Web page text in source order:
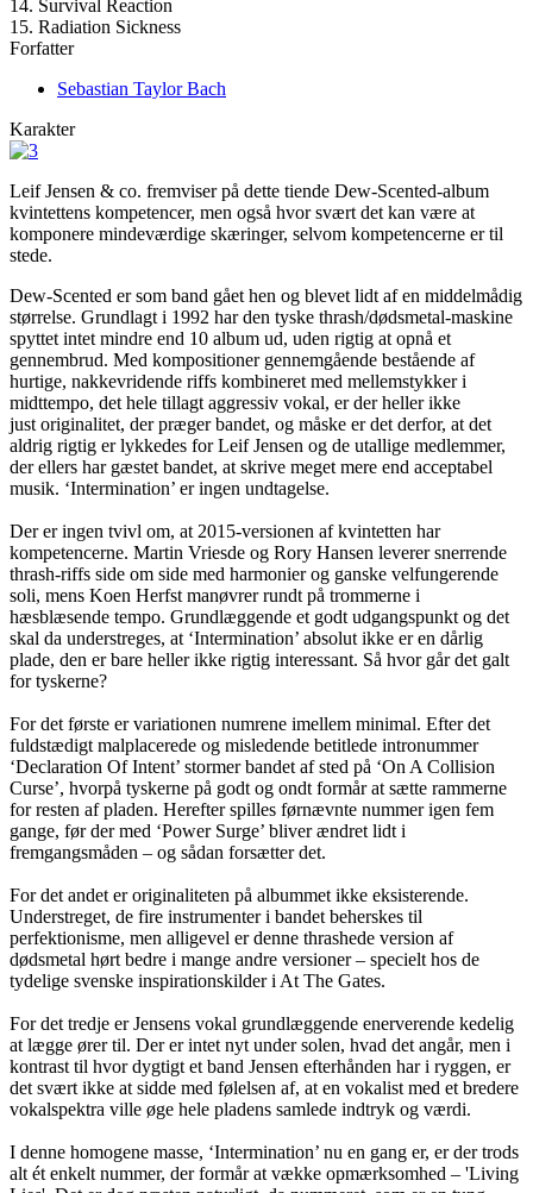
14. Survival Reaction
15. Radiation Sickness
Forfatter
Sebastian Taylor Bach
Karakter
Leif Jensen & co. fremviser på dette tiende Dew-Scented-album
kvintettens kompetencer, men også hvor svært det kan være at
komponere mindeværdige skæringer, selvom kompetencerne er til
stede.
Dew-Scented er som band gået hen og blevet lidt af en middelmådig
størrelse. Grundlagt i 1992 har den tyske thrash/dødsmetal-maskine
spyttet intet mindre end 10 album ud, uden rigtig at opnå et
gennembrud. Med kompositioner gennemgående bestående af
hurtige, nakkevridende riffs kombineret med mellemstykker i
midttempo, det hele tillagt aggressiv vokal, er der heller ikke
just originalitet, der præger bandet, og måske er det derfor, at det
aldrig rigtig er lykkedes for Leif Jensen og de utallige medlemmer,
der ellers har gæstet bandet, at skrive meget mere end acceptabel
musik. ‘Intermination’ er ingen undtagelse.
Der er ingen tvivl om, at 2015-versionen af kvintetten har
kompetencerne. Martin Vriesde og Rory Hansen leverer snerrende
thrash-riffs side om side med harmonier og ganske velfungerende
soli, mens Koen Herfst manøvrer rundt på trommerne i
hæsblæsende tempo. Grundlæggende et godt udgangspunkt og det
skal da understreges, at ‘Intermination’ absolut ikke er en dårlig
plade, den er bare heller ikke rigtig interessant. Så hvor går det galt
for tyskerne?
For det første er variationen numrene imellem minimal. Efter det
fuldstædigt malplacerede og misledende betitlede intronummer
‘Declaration Of Intent’ stormer bandet af sted på ‘On A Collision
Curse’, hvorpå tyskerne på godt og ondt formår at sætte rammerne
for resten af pladen. Herefter spilles førnævnte nummer igen fem
gange, før der med ‘Power Surge’ bliver ændret lidt i
fremgangsmåden – og sådan forsætter det.
For det andet er originaliteten på albummet ikke eksisterende.
Understreget, de fire instrumenter i bandet beherskes til
perfektionisme, men alligevel er denne thrashede version af
dødsmetal hørt bedre i mange andre versioner – specielt hos de
tydelige svenske inspirationskilder i At The Gates.
For det tredje er Jensens vokal grundlæggende enerverende kedelig
at lægge ører til. Der er intet nyt under solen, hvad det angår, men i
kontrast til hvor dygtigt et band Jensen efterhånden har i ryggen, er
det svært ikke at sidde med følelsen af, at en vokalist med et bredere
vokalspektra ville øge hele pladens samlede indtryk og værdi.
I denne homogene masse, ‘Intermination’ nu en gang er, er der trods
alt ét enkelt nummer, der formår at vække opmærksomhed – 'Living